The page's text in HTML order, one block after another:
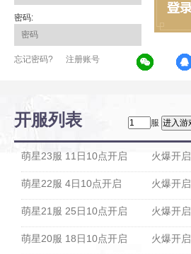
密码:
忘记密码? 注册账号
开服列表 服
火爆开启
萌星23服 11日10点开启
火爆开启
萌星22服 4日10点开启
火爆开启
萌星21服 25日10点开启
火爆开启
萌星20服 18日10点开启